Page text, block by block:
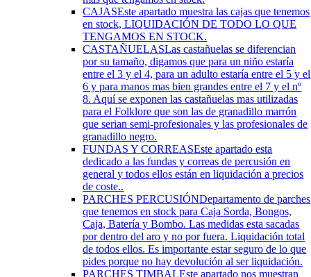
CAJASEste apartado muestra las cajas que tenemos
en stock, LIQUIDACIÓN DE TODO LO QUE
TENGAMOS EN STOCK.
CASTAÑUELASLas castañuelas se diferencian
por su tamaño, digamos que para un niño estaría
entre el 3 y el 4, para un adulto estaría entre el 5 y el
6 y para manos mas bien grandes entre el 7 y el nº
8. Aquí se exponen las castañuelas mas utilizadas
para el Folklore que son las de granadillo marrón
que serian semi-profesionales y las profesionales de
granadillo negro.
FUNDAS Y CORREASEste apartado esta
dedicado a las fundas y correas de percusión en
general y todos ellos están en liquidación a precios
de coste..
PARCHES PERCUSIÓNDepartamento de parches
que tenemos en stock para Caja Sorda, Bongos,
Caja, Batería y Bombo. Las medidas esta sacadas
por dentro del aro y no por fuera. Liquidación total
de todos ellos. Es importante estar seguro de lo que
pides porque no hay devolución al ser liquidación.
PARCHES TIMBALEste apartado nos muestran